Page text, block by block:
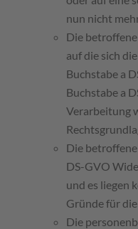
nun nicht
Die
auf die sich
Buchstabe a
Buchstabe a
Verarbeitung
Die
DS-GVO
und es liegen
Gründe für
Die